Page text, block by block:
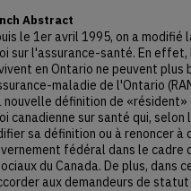
Abstract
le 1er avril 1995, on a
sur l'assurance-santé. En
en Ontario ne peuvent
maladie de l'Ontario
nouvelle définition de
canadienne sur santé qui,
sa définition ou à renoncer
fédéral dans le
du Canada. De plus, dans
aux demandeurs de